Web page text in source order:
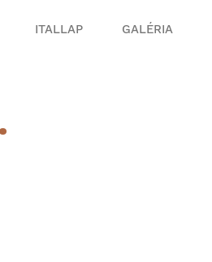
ITALLAP GALÉRIA